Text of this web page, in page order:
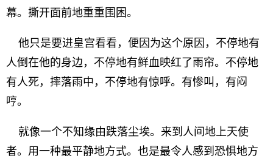
幕。撕开面前地重重围困。
他只是要进皇宫看看，便因为这个原因，不停地有
人倒在他的身边，不停地有鲜血映红了雨帘。不停地
有人死，摔落雨中，不停地有惊呼。有惨叫，有闷
哼。
就像一个不知缘由跌落尘埃。来到人间地上天使
者。用一种最平静地方式。也是最令人感到恐惧地方